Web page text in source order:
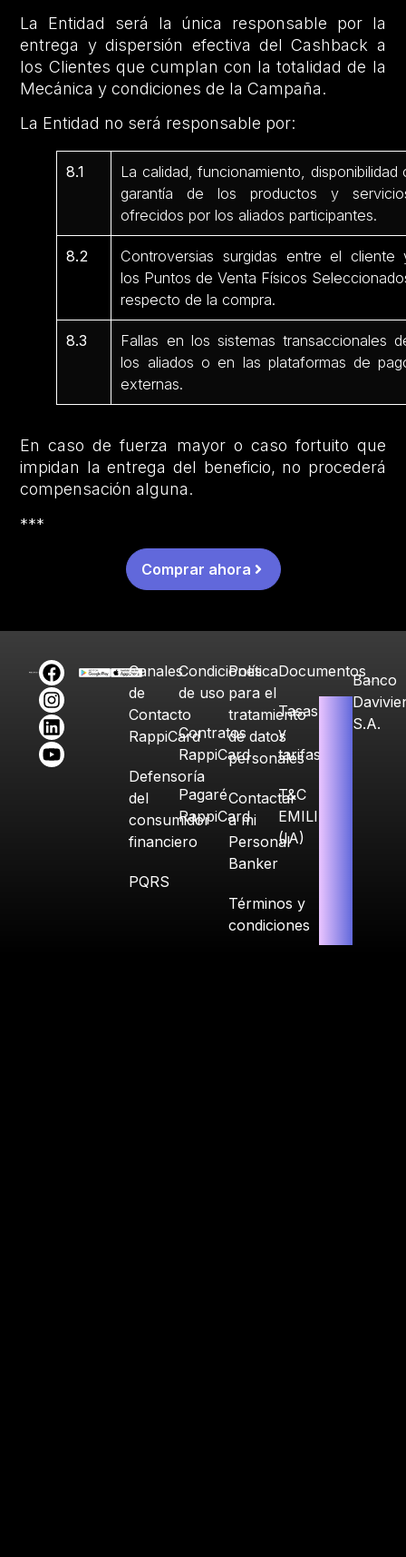
La Entidad será la única responsable por la
entrega y dispersión efectiva del Cashback a
los Clientes que cumplan con la totalidad de la
Mecánica y condiciones de la Campaña.
La Entidad no será responsable por:
8.1
La calidad, funcionamiento, disponibilidad
garantía de los productos y
ofrecidos por los aliados participantes.
8.2
Controversias surgidas entre el cliente
los Puntos de Venta Físicos
respecto de la compra.
8.3
Fallas en los sistemas transaccionales
los aliados o en las plataformas de
externas.
En caso de fuerza mayor o caso fortuito que
impidan la entrega del beneficio, no procederá
compensación alguna.
***
Comprar ahora
Canales
de
Contacto
RappiCard
Defensoría
del
consumidor
financiero
PQRS
Condiciones
de uso
Contratos
RappiCard
Pagaré
RappiCard
Política
para el
tratamiento
de datos
personales
Contactar
a mi
Personal
Banker
Términos y
condiciones
Documentos
Tasas
y
tarifas
T&C
EMILIA
(IA)
Banco
S.A.